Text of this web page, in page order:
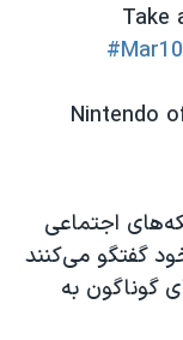
Take
اجتماعی
گفتگو می‌کنند
گوناگون به